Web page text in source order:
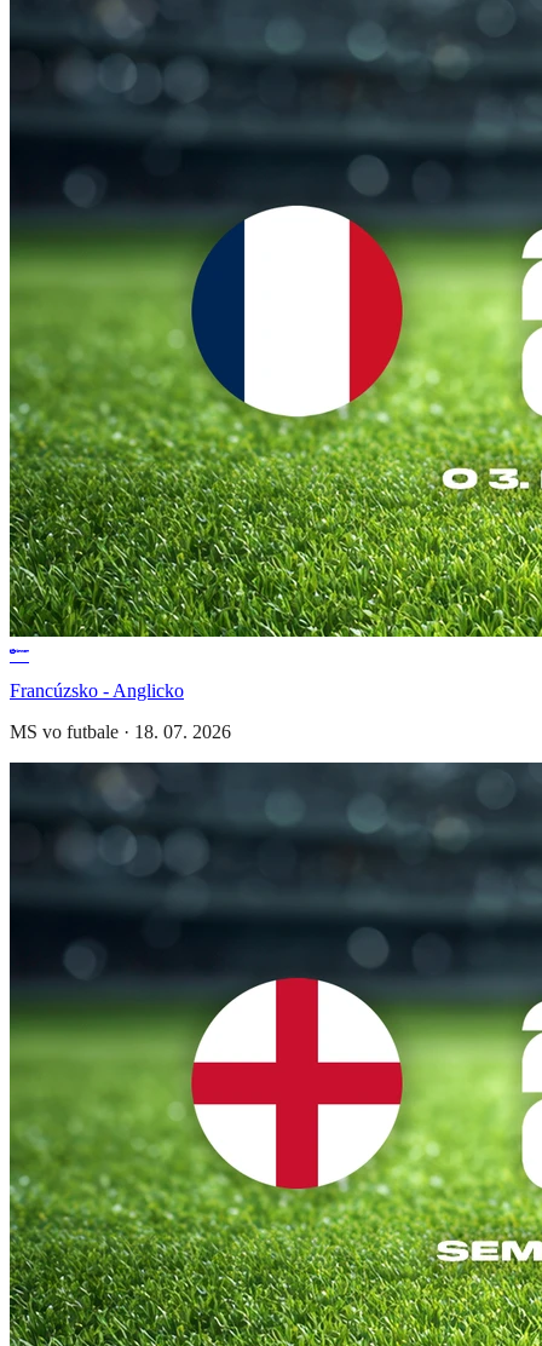
Francúzsko - Anglicko
MS vo futbale · 18. 07. 2026